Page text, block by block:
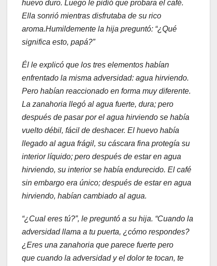
huevo duro. Luego le pidió que probara el café.
Ella sonrió mientras disfrutaba de su rico
aroma.Humildemente la hija preguntó: “¿Qué
significa esto, papá?”
Él le explicó que los tres elementos habían
enfrentado la misma adversidad: agua hirviendo.
Pero habían reaccionado en forma muy diferente.
La zanahoria llegó al agua fuerte, dura; pero
después de pasar por el agua hirviendo se había
vuelto débil, fácil de deshacer. El huevo había
llegado al agua frágil, su cáscara fina protegía su
interior líquido; pero después de estar en agua
hirviendo, su interior se había endurecido. El café
sin embargo era único; después de estar en agua
hirviendo, habían cambiado al agua.
“¿Cual eres tú?”, le preguntó a su hija. “Cuando la
adversidad llama a tu puerta, ¿cómo respondes?
¿Eres una zanahoria que parece fuerte pero
que cuando la adversidad y el dolor te tocan, te